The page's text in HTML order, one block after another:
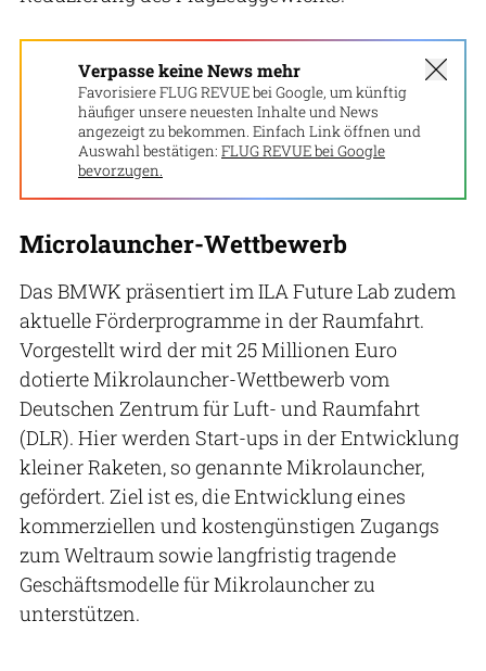
Verpasse keine News mehr
Favorisiere FLUG REVUE bei Google, um künftig
häufiger unsere neuesten Inhalte und News
angezeigt zu bekommen. Einfach Link öffnen und
Auswahl bestätigen: FLUG REVUE bei Google
bevorzugen.
Microlauncher-Wettbewerb
Das BMWK präsentiert im ILA Future Lab zudem
aktuelle Förderprogramme in der Raumfahrt.
Vorgestellt wird der mit 25 Millionen Euro
dotierte Mikrolauncher-Wettbewerb vom
Deutschen Zentrum für Luft- und Raumfahrt
(DLR). Hier werden Start-ups in der Entwicklung
kleiner Raketen, so genannte Mikrolauncher,
gefördert. Ziel ist es, die Entwicklung eines
kommerziellen und kostengünstigen Zugangs
zum Weltraum sowie langfristig tragende
Geschäftsmodelle für Mikrolauncher zu
unterstützen.